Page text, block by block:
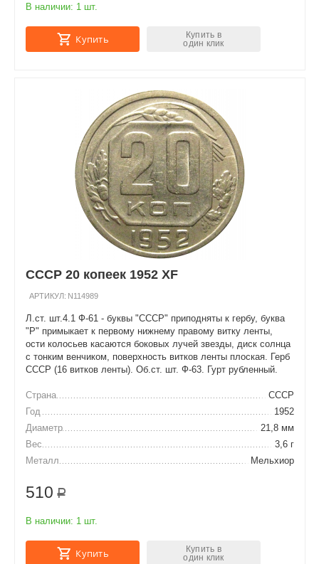
В наличии: 1 шт.
Купить
Купить в
один клик
СССР 20 копеек 1952 XF
АРТИКУЛ: N114989
Л.ст. шт.4.1 Ф-61 - буквы "СССР" приподняты к гербу, буква
"Р" примыкает к первому нижнему правому витку ленты,
ости колосьев касаются боковых лучей звезды, диск солнца
с тонким венчиком, поверхность витков ленты плоская. Герб
СССР (16 витков ленты). Об.ст. шт. Ф-63. Гурт рубленный.
Страна
СССР
Год
1952
Диаметр
21,8 мм
Вес
3,6 г
Металл
Мельхиор
510 Р
В наличии: 1 шт.
Купить
Купить в
один клик